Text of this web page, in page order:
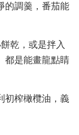
的調羹，番茄能
乾，或是拌入
都是能畫龍點睛
初榨橄欖油，義